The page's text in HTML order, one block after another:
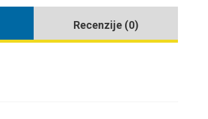
Recenzije (0)